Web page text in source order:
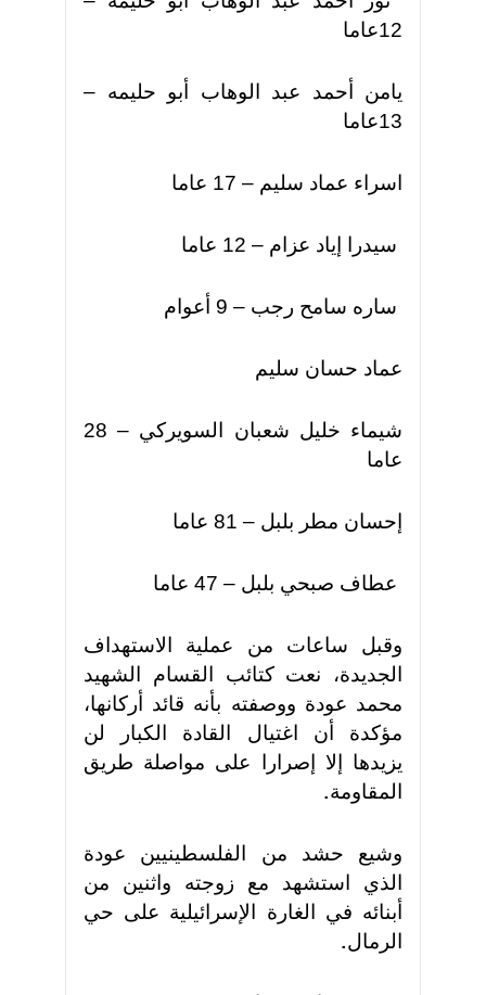
12عاما
يامن أحمد عبد الوهاب أبو حليمه –
13عاما
اسراء عماد سليم – 17 عاما
سيدرا إياد عزام – 12 عاما
ساره سامح رجب – 9 أعوام
عماد حسان سليم
شيماء خليل شعبان السويركي – 28
عاما
إحسان مطر بلبل – 81 عاما
عطاف صبحي بلبل – 47 عاما
وقبل ساعات من عملية الاستهداف
الجديدة، نعت كتائب القسام الشهيد
محمد عودة ووصفته بأنه قائد أركانها،
مؤكدة أن اغتيال القادة الكبار لن
يزيدها إلا إصرارا على مواصلة طريق
المقاومة.
وشيع حشد من الفلسطينيين عودة
الذي استشهد مع زوجته واثنين من
أبنائه في الغارة الإسرائيلية على حي
الرمال.